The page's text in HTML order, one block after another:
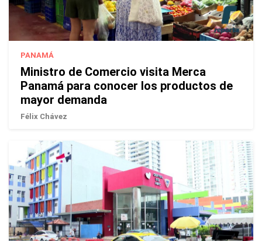
PANAMÁ
Ministro de Comercio visita Merca
Panamá para conocer los productos de
mayor demanda
Félix Chávez